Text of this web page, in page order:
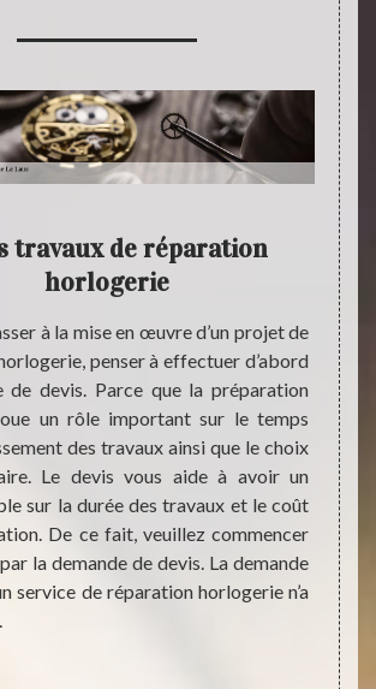
travaux de réparation
horlogerie
à la mise en œuvre d’un projet de
penser à effectuer d’abord
de devis. Parce que la préparation
un rôle important sur le temps
des travaux ainsi que le choix
Le devis vous aide à avoir un
sur la durée des travaux et le coût
De ce fait, veuillez commencer
la demande de devis. La demande
service de réparation horlogerie n’a
Il